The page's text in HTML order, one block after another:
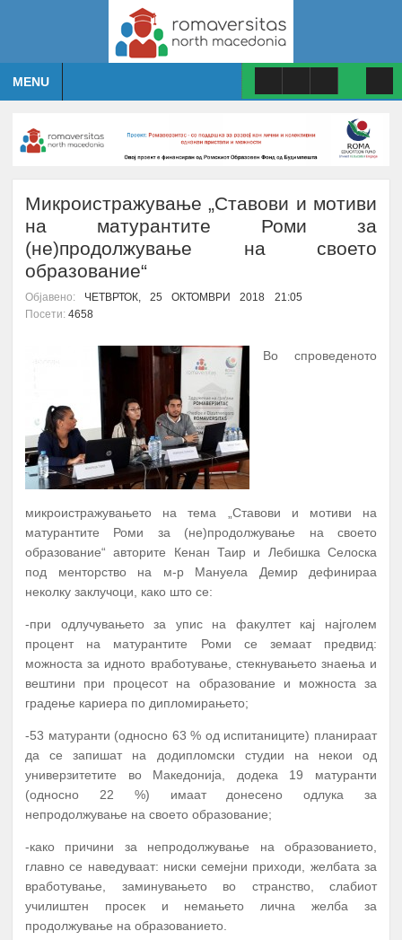
MENU
Микроистражување „Ставови и мотиви
на матурантите Роми за
(не)продолжување на своето
образование“
Објавено: ЧЕТВРТОК, 25 ОКТОМВРИ 2018 21:05
Посети: 4658
Во спроведеното
микроистражувањето на тема „Ставови и мотиви на
матурантите Роми за (не)продолжување на своето
образование“ авторите Кенан Таир и Лебишка Селоска
под менторство на м-р Мануела Демир дефинираа
неколку заклучоци, како што се:
-при одлучувањето за упис на факултет кај најголем
процент на матурантите Роми се земаат предвид:
можноста за идното вработување, стекнувањето знаења и
вештини при процесот на образование и можноста за
градење кариера по дипломирањето;
-53 матуранти (односно 63 % од испитаниците) планираат
да се запишат на додипломски студии на некои од
универзитетите во Македонија, додека 19 матуранти
(односно 22 %) имаат донесено одлука за
непродолжување на своето образование;
-како причини за непродолжување на образованието,
главно се наведуваат: ниски семејни приходи, желбата за
вработување, заминувањето во странство, слабиот
училиштен просек и немањето лична желба за
продолжување на образованието.